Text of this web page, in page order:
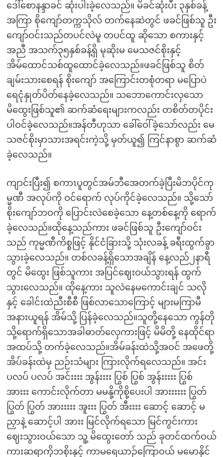
ဒေါ်စောနန္ဒာခင် ဆုံးပါးခဲ့လေသည်။ မိခင်ဆုံးပီး ၃နှစ်ခန့်
အကြာ စိုကျော်တက္ကသိုလ် တက်နေဆဲတွင် ဖခင်ဖြစ်သူ ဦး
ကျော်ဝင်းသည်တပင်လဲမူ တပင်ထူ ဆိုသော စကားနှင့်
အညီ အသက်၃၅နှစ်ခန့်ရှိ မုဆိုးမ မေသဇင်စိုးနှင့်
အိမ်ထောင်သစ်ထူထောင်ခဲ့လေသည်။ဖခင်ဖြစ်သူ စိတ်
ချမ်းသားစေရန် စိုးကျော် အကြောင်းတစုံတရာ မပြောပဲ
ရေငုံနှုတ်ပိတ်နေခဲ့လေသည်။ သဘောကောင်းလှသော
မိထွေးဖြစ်သူ၏ ဆက်ဆံရေးများကလည်း တစိတ်တပိုင်း
ပါဝင်ခဲ့လေသည်။အန်တီဟုသာ ခေါ်ဝေါ်ခဲ့သော်လည်း မေ
သဇင်စိုးမှာသားအရင်းကဲ့သို့ မှတ်ယူ၍ ကြင်နာစွာ ဆက်ဆံ
ခဲ့လေသည်။
ကျာင်းပြီး၍ စကာၤပူတွင်အမ်ဘီအေတက်ခဲ့ပြီးမိဘပိုင်ကု
မ္မဏီ အလုပ်ကို ဝင်ရောက် လုပ်ကိုင်ခဲ့လေသည်။ သို့သော်
စိုးကျော်ဘဝကို ပြောင်းလဲစေခဲ့သော နေ့တစ်နေ့ကို ရောက်
ခဲ့လေသည်။ထိုနေ့သည်ကား ဖခင်ဖြစ်သူ ဦးကျော်ဝင်း
သည် ကုမ္မဏီကိစ္စဖြင့် နိုင်ငံခြားသို့ သုံးလခန့် ခရီးထွက်ခွာ
သွားခဲ့လေသည်။ တစ်လခန့်ရှိသောအချိန် နေ့လည်၂နာရီ
တွင် မိထွေး ဖြစ်သူကား အပြင်ဈေးဝယ်သွားရန် ထွက်
သွားလေသည်။ ထိုနေ့ကား သူလဲနေမကောင်းချင် သလို
နှင့် ခေါင်းထဲညီးစီစီ ဖြစ်လာသောကြောင့် များမကြာမီ
အနားယူရန် အိမ်သို့ ပြန်ခဲ့လေသည်။သူတို့နေသော ကွန်တို
သို့ရောက်ရှိသောအခါဓာတ်လှေကားဖြင့် မိမိတို့ နေထိုင်ရာ
အထပ်သို့ တက်ခဲ့လေသည်။အိမ်ခန်းထဲသို့အဝင် အဖေတို့
အိပ်ခန်းထဲမှ ညဉ်းသံများ ကြားလိုက်ရလေသည်။ အင်း
ပလပ် ပလပ် အင်းးးး အွန်းးးး ပြွစ် ပြွစ် အွန်းးးးး ပြွစ်
အားးး ကောင်းလိုက်တာ မမနို့ကိုစို့ပေးပါ အားးးးးး ပြွတ်
ပြွတ် ပြွတ် အားးးးး အူးးး ပြွတ် အီးးးး ဆောင့် ဆောင့် မ
ညှာနဲ့ ဆောင့်ပါ အားး မြင်လိုက်ရသော မြင်ကွင်းကား
ဈေးသွားဝယ်သော သူ့ မိထွေးတော် သည် ခုတင်ထက်ဝယ်
ကားဆရာကိုဘစိုးနှင့် ကာမရေယာဉ်ကြောဝယ် မမောနိုင်